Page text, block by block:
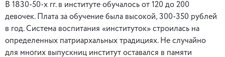
В 1830-50-х гг. в институте обучалось от 120 до 200
девочек. Плата за обучение была высокой, 300-350 рублей
в год. Система воспитания «институток» строилась на
определенных патриархальных традициях. Не случайно
для многих выпускниц институт оставался в памяти